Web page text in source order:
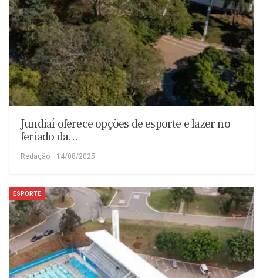
Jundiaí oferece opções de esporte e lazer no
feriado da…
Redação 14/08/2025
ESPORTE